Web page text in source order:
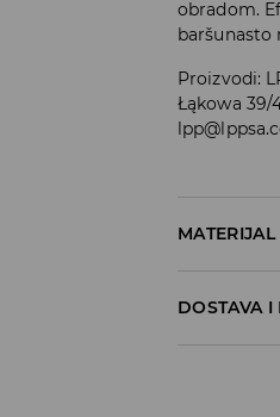
obradom.
baršunasto
Proizvodi:
Łąkowa 39/
Materijal I :
DOSTAVA I